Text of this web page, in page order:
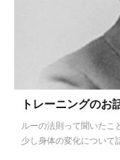
トレーニングの
ルーの法則って聞いたこ
少し身体の変化について